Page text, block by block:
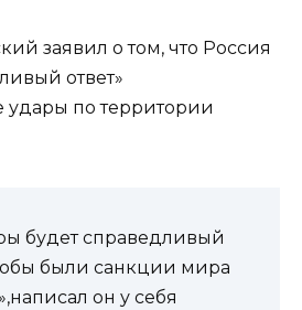
заявил о том, что Россия
ответ»
удары по территории
будет справедливый
были санкции мира
он у себя